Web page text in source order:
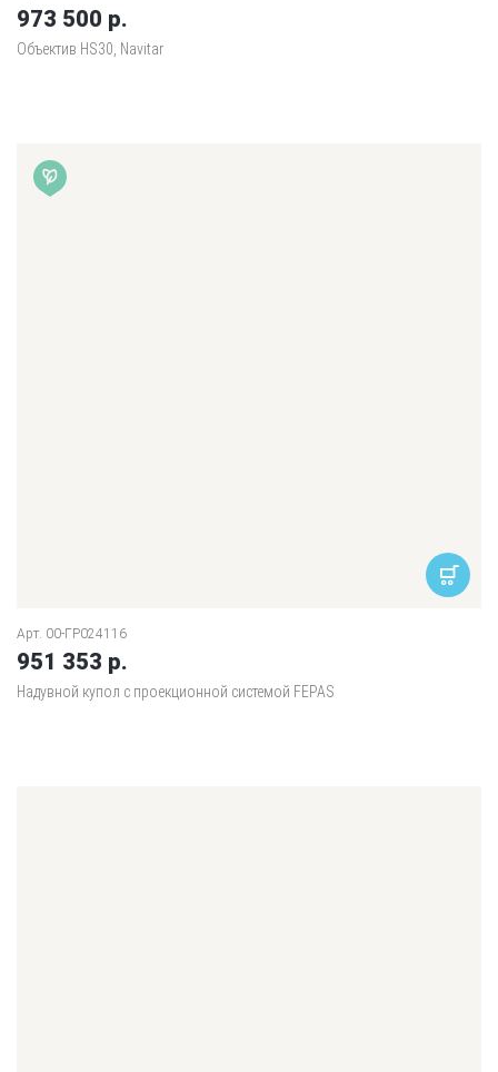
973 500 р.
Объектив HS30, Navitar
Арт. 00-ГР024116
951 353 р.
Надувной купол с проекционной системой FEPAS